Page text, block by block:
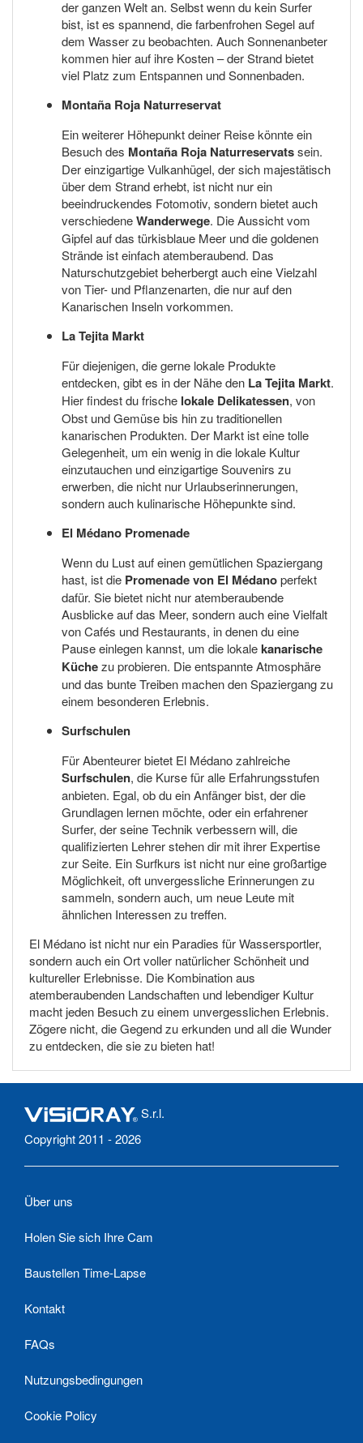
der ganzen Welt an. Selbst wenn du kein Surfer
bist, ist es spannend, die farbenfrohen Segel auf
dem Wasser zu beobachten. Auch Sonnenanbeter
kommen hier auf ihre Kosten – der Strand bietet
viel Platz zum Entspannen und Sonnenbaden.
Montaña Roja Naturreservat
Ein weiterer Höhepunkt deiner Reise könnte ein
Besuch des Montaña Roja Naturreservatssein.
Der einzigartige Vulkanhügel, der sich majestätisch
über dem Strand erhebt, ist nicht nur ein
beeindruckendes Fotomotiv, sondern bietet auch
verschiedeneWanderwege. Die Aussicht vom
Gipfel auf das türkisblaue Meer und die goldenen
Strände ist einfach atemberaubend. Das
Naturschutzgebiet beherbergt auch eine Vielzahl
von Tier- und Pflanzenarten, die nur auf den
Kanarischen Inseln vorkommen.
La Tejita Markt
Für diejenigen, die gerne lokale Produkte
entdecken, gibt es in der Nähe den La Tejita Markt.
Hier findest du frische lokale Delikatessen, von
Obst und Gemüse bis hin zu traditionellen
kanarischen Produkten. Der Markt ist eine tolle
Gelegenheit, um ein wenig in die lokale Kultur
einzutauchen und einzigartige Souvenirs zu
erwerben, die nicht nur Urlaubserinnerungen,
sondern auch kulinarische Höhepunkte sind.
El Médano Promenade
Wenn du Lust auf einen gemütlichen Spaziergang
hast, ist die Promenade von El Médanoperfekt
dafür. Sie bietet nicht nur atemberaubende
Ausblicke auf das Meer, sondern auch eine Vielfalt
von Cafés und Restaurants, in denen du eine
Pause einlegen kannst, um die lokalekanarische
Küchezu probieren. Die entspannte Atmosphäre
und das bunte Treiben machen den Spaziergang zu
einem besonderen Erlebnis.
Surfschulen
Für Abenteurer bietet El Médano zahlreiche
Surfschulen, die Kurse für alle Erfahrungsstufen
anbieten. Egal, ob du ein Anfänger bist, der die
Grundlagen lernen möchte, oder ein erfahrener
Surfer, der seine Technik verbessern will, die
qualifizierten Lehrer stehen dir mit ihrer Expertise
zur Seite. Ein Surfkurs ist nicht nur eine großartige
Möglichkeit, oft unvergessliche Erinnerungen zu
sammeln, sondern auch, um neue Leute mit
ähnlichen Interessen zu treffen.
El Médano ist nicht nur ein Paradies für Wassersportler,
sondern auch ein Ort voller natürlicher Schönheit und
kultureller Erlebnisse. Die Kombination aus
atemberaubenden Landschaften und lebendiger Kultur
macht jeden Besuch zu einem unvergesslichen Erlebnis.
Zögere nicht, die Gegend zu erkunden und all die Wunder
zu entdecken, die sie zu bieten hat!
S.r.l.
Copyright 2011 - 2026
Über uns
Holen Sie sich Ihre Cam
Baustellen Time-Lapse
Kontakt
FAQs
Nutzungsbedingungen
Cookie Policy